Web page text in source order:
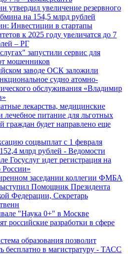
утвердил увеличение резервного
на 154,5 млрд рублей
Инвестиции в стартапы
к 2025 году увеличатся до 7
– РГ
запустили сервис для
мошенников
заводе ОСК заложили
судно атомно-
обслуживания «Владимир
лекарства, медицинские
лечебное питание для льготных
граждан будет направлено еще
соцвыплат с 1 февраля
млрд рублей - Ведомости
Госуслуг идет регистрация на
заседании коллегии ФМБА
Помощник Президента
Федерации, Секретарь
"Наука 0+" в Москве
российские разработки в сфере
образования позволит
бесплатно в магистратуру - ТАСС